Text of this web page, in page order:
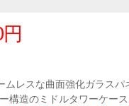
ムレスな曲面強化ガラスパ
構造のミドルタワーケース